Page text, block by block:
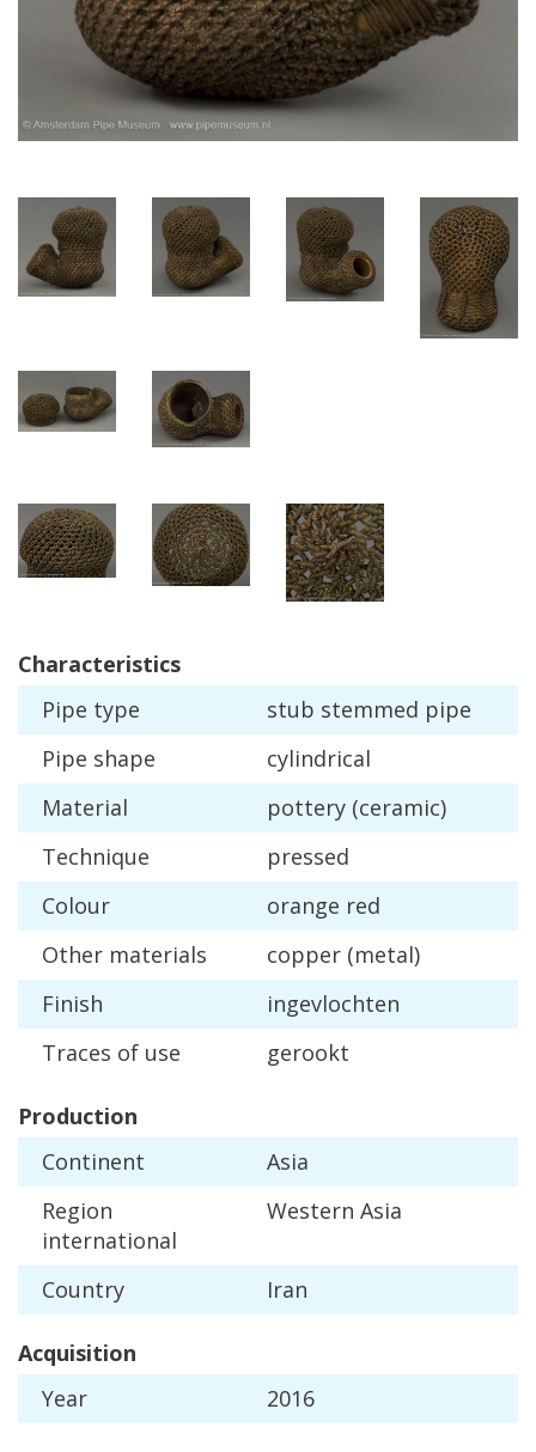
Characteristics
Pipe type stub stemmed pipe
Pipe shape
cylindrical
Material
pottery (ceramic)
Technique
pressed
Colour
orange red
Other materials copper (metal)
Finish
ingevlochten
Traces of use gerookt
Production
Continent
Asia
Region
international
Western Asia
Country Iran
Acquisition
Year
2016